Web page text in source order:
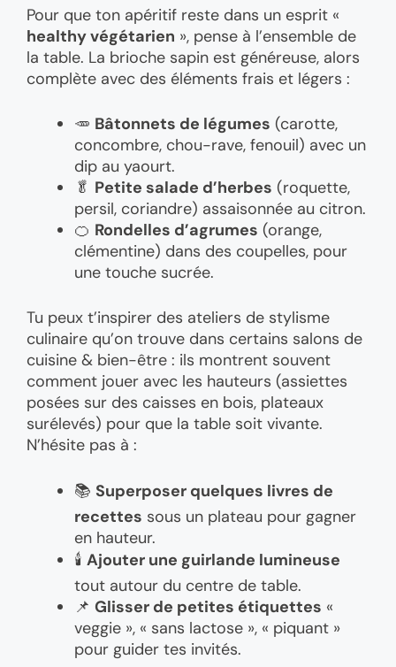
Pour que ton apéritif reste dans un esprit «
healthy végétarien », pense à l’ensemble de
la table. La brioche sapin est généreuse, alors
complète avec des éléments frais et légers :
🥕 Bâtonnets de légumes (carotte,
concombre, chou-rave, fenouil) avec un
dip au yaourt.
🥬 Petite salade d’herbes (roquette,
persil, coriandre) assaisonnée au citron.
🍊 Rondelles d’agrumes (orange,
clémentine) dans des coupelles, pour
une touche sucrée.
Tu peux t’inspirer des ateliers de stylisme
culinaire qu’on trouve dans certains salons de
cuisine & bien-être : ils montrent souvent
comment jouer avec les hauteurs (assiettes
posées sur des caisses en bois, plateaux
surélevés) pour que la table soit vivante.
N’hésite pas à :
📚 Superposer quelques livres de
recettes sous un plateau pour gagner
en hauteur.
🕯️ Ajouter une guirlande lumineuse
tout autour du centre de table.
📌 Glisser de petites étiquettes «
veggie », « sans lactose », « piquant »
pour guider tes invités.